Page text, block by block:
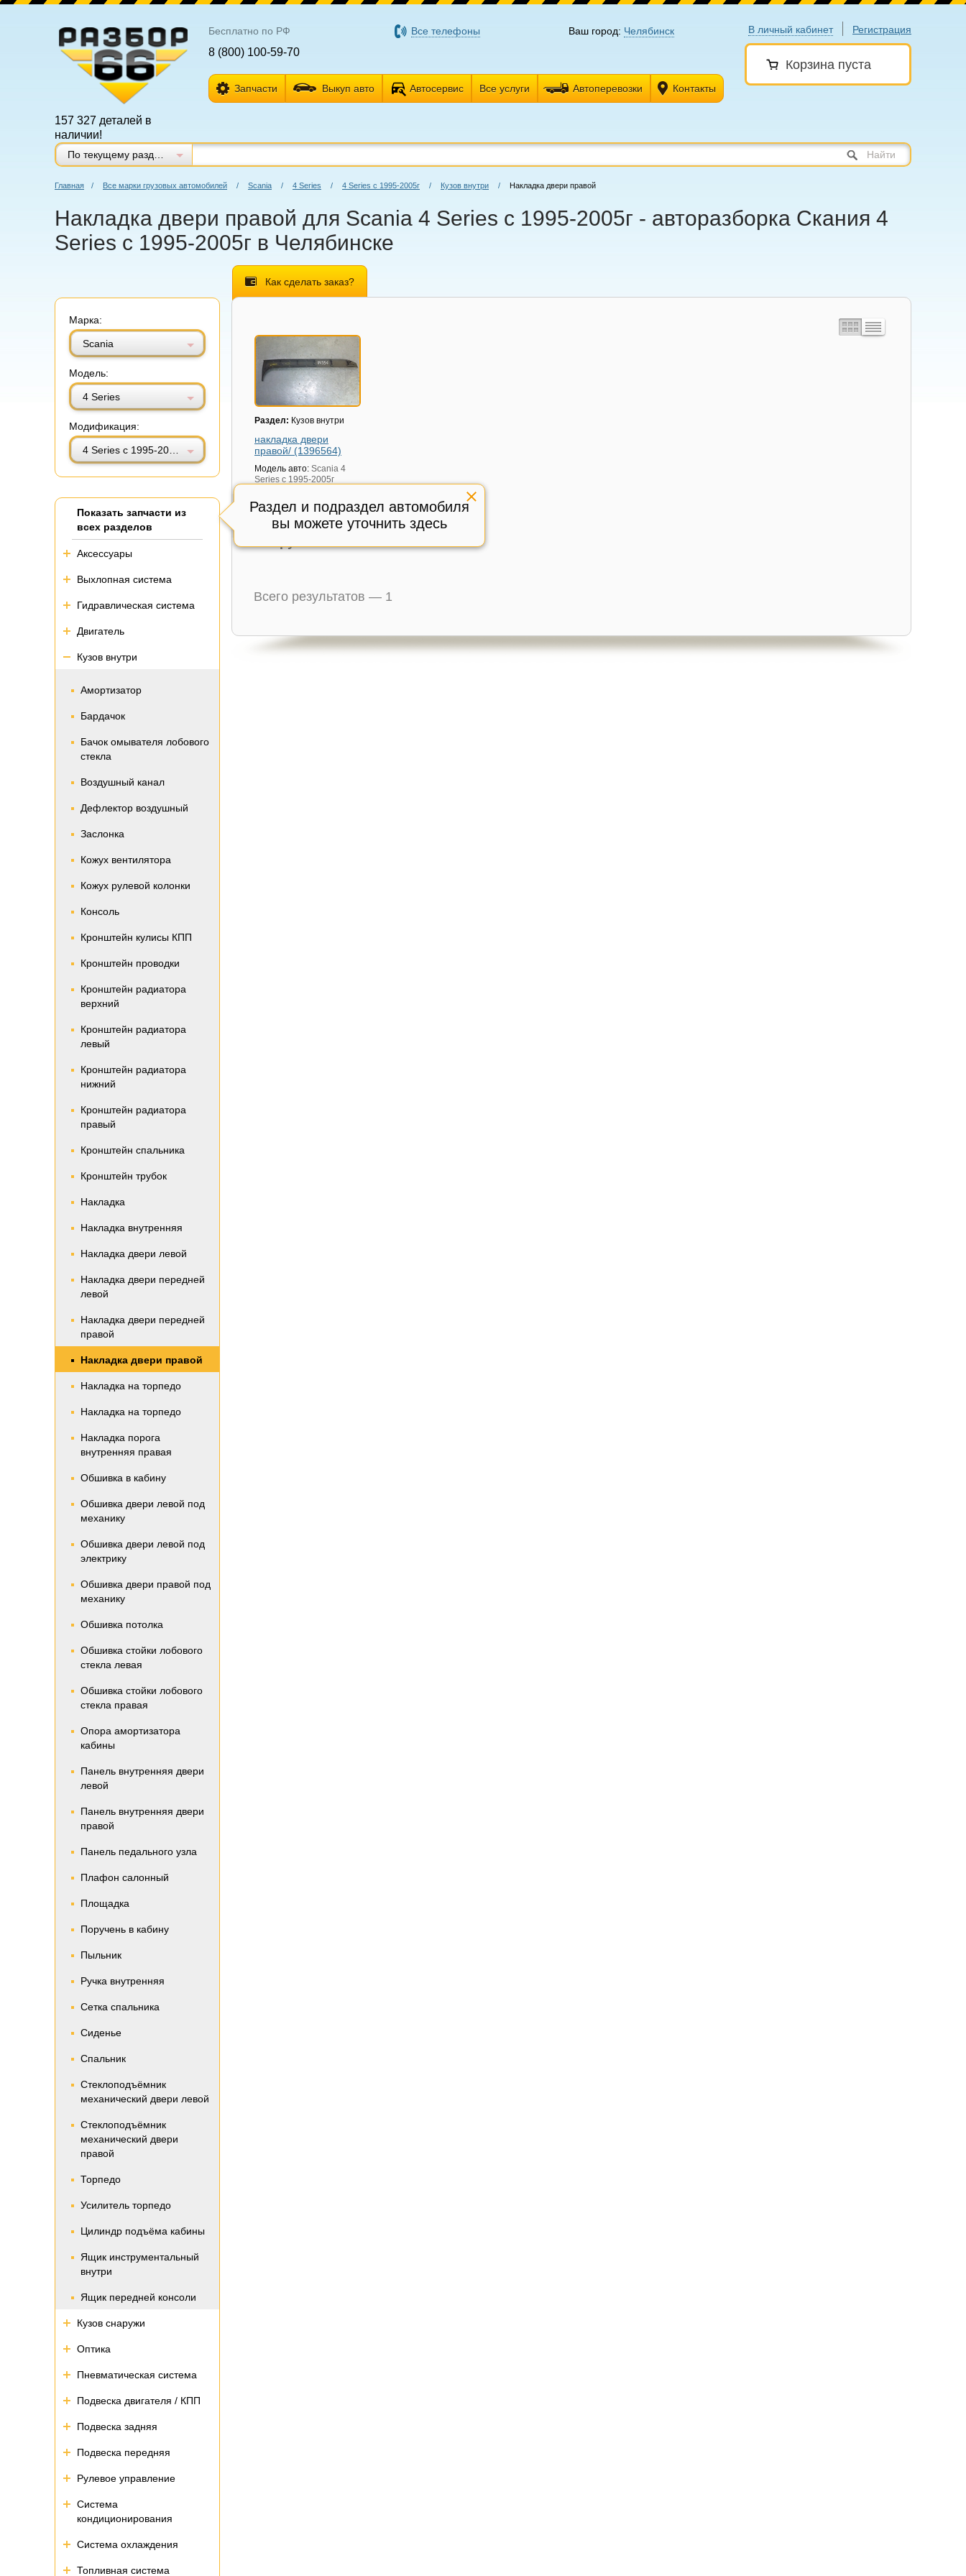
В личный кабинет Регистрация
Корзина пуста
157 327 деталей в
наличии!
Бесплатно по РФ
8 (800) 100-59-70
Все телефоны Ваш город: Челябинск
Запчасти Выкуп авто Автосервис Все услуги Автоперевозки Контакты
Найти
Главная / Все марки грузовых автомобилей / Scania / 4 Series / 4 Series с 1995-2005г / Кузов внутри / Накладка двери правой
Накладка двери правой для Scania 4 Series с 1995-2005г - авторазборка Скания 4
Series с 1995-2005г в Челябинске
Марка:
Scania
Модель:
4 Series
Модификация:
Раздел и подраздел автомобиля
вы можете уточнить здесь
Показать запчасти из
всех разделов
Аксессуары
Выхлопная система
Гидравлическая система
Двигатель
Кузов внутри
Амортизатор
Бардачок
Бачок омывателя лобового
стекла
Воздушный канал
Дефлектор воздушный
Заслонка
Кожух вентилятора
Кожух рулевой колонки
Консоль
Кронштейн кулисы КПП
Кронштейн проводки
Кронштейн радиатора
верхний
Кронштейн радиатора
левый
Кронштейн радиатора
нижний
Кронштейн радиатора
правый
Кронштейн спальника
Кронштейн трубок
Накладка
Накладка внутренняя
Накладка двери левой
Накладка двери передней
левой
Накладка двери передней
правой
Накладка двери правой
Накладка на торпедо
Накладка на торпедо
Накладка порога
внутренняя правая
Обшивка в кабину
Обшивка двери левой под
механику
Обшивка двери левой под
электрику
Обшивка двери правой под
механику
Обшивка потолка
Обшивка стойки лобового
стекла левая
Обшивка стойки лобового
стекла правая
Опора амортизатора
кабины
Панель внутренняя двери
левой
Панель внутренняя двери
правой
Панель педального узла
Плафон салонный
Площадка
Поручень в кабину
Пыльник
Ручка внутренняя
Сетка спальника
Сиденье
Спальник
Стеклоподъёмник
механический двери левой
Стеклоподъёмник
механический двери
правой
Торпедо
Усилитель торпедо
Цилиндр подъёма кабины
Ящик инструментальный
внутри
Ящик передней консоли
Кузов снаружи
Оптика
Пневматическая система
Подвеска двигателя / КПП
Подвеска задняя
Подвеска передняя
Рулевое управление
Система
кондиционирования
Система охлаждения
Топливная система
Как сделать заказ?
Раздел: Кузов внутри
накладка двери
правой/ (1396564)
Модель авто: Scania 4
Series с 1995-2005г
Состояние:целая
Внутренний код:074554
Всего результатов — 1